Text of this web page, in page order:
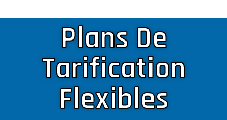
Plans De
Tarification
Flexibles